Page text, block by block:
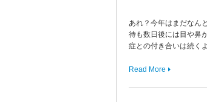
あれ？今年はまだなん
待も数日後には目や鼻
症との付き合いは続く
Read More